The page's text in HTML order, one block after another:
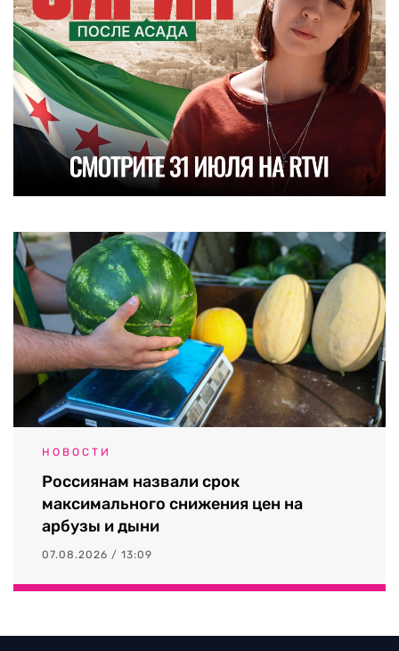
НОВОСТИ
Россиянам назвали срок
максимального снижения цен на
арбузы и дыни
07.08.2026 / 13:09